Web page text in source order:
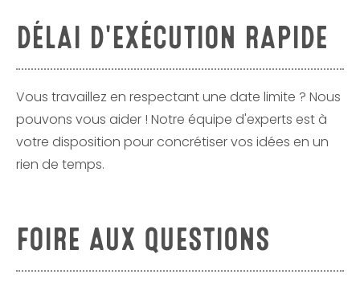
DÉLAI D'EXÉCUTION RAPIDE
Vous travaillez en respectant une date limite ? Nous
pouvons vous aider ! Notre équipe d'experts est à
votre disposition pour concrétiser vos idées en un
rien de temps.
FOIRE AUX QUESTIONS